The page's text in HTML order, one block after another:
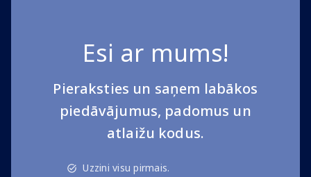
Esi ar mums!
Pieraksties un saņem labākos
piedāvājumus, padomus un
atlaižu kodus.
Uzzini visu pirmais.